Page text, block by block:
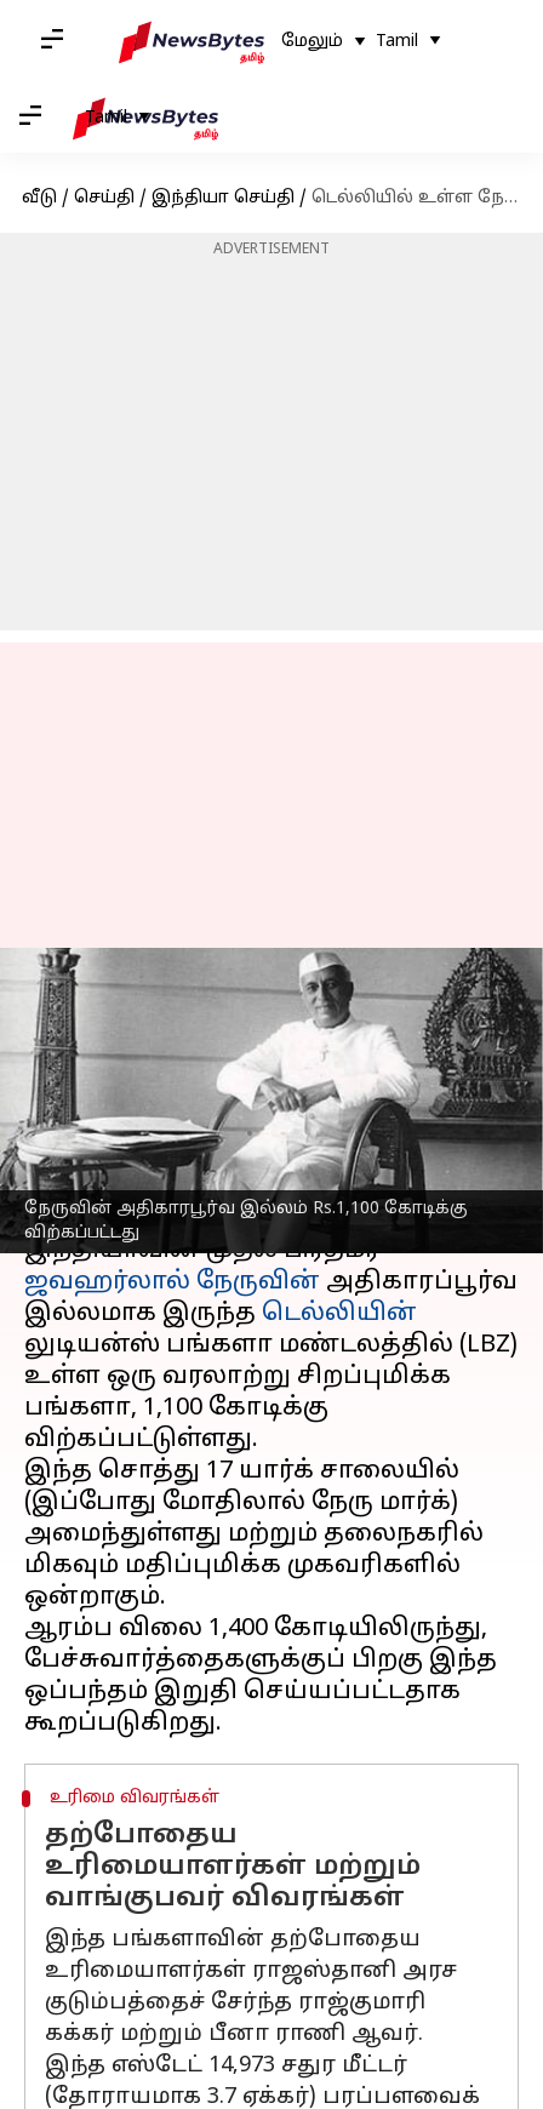
மேலும் Tamil
Tamil
வீடு / செய்தி / இந்தியா செய்தி / டெல்லியில் உள்ள நேருவின் அதிகாரபூர்வ இல்லம் Rs.1,100 கோடிக்கு விற்கப்பட்டது
ADVERTISEMENT
நேருவின் அதிகாரபூர்வ இல்லம் Rs.1,100 கோடிக்கு
விற்கப்பட்டது
டெல்லியில் உள்ள
நேருவின் அதிகாரபூர்வ
இல்லம் Rs.1,100 கோடிக்கு
விற்கப்பட்டது
எழுதியவர் Venkatalakshmi V Sep 03, 2025 03:31 pm
செய்தி முன்னோட்டம்
இந்தியாவின் முதல் பிரதமர்
ஜவஹர்லால் நேருவின் அதிகாரப்பூர்வ
இல்லமாக இருந்த டெல்லியின்
லுடியன்ஸ் பங்களா மண்டலத்தில் (LBZ)
உள்ள ஒரு வரலாற்று சிறப்புமிக்க
பங்களா, ₹1,100 கோடிக்கு
விற்கப்பட்டுள்ளது.
இந்த சொத்து 17 யார்க் சாலையில்
(இப்போது மோதிலால் நேரு மார்க்)
அமைந்துள்ளது மற்றும் தலைநகரில்
மிகவும் மதிப்புமிக்க முகவரிகளில்
ஒன்றாகும்.
ஆரம்ப விலை ₹1,400 கோடியிலிருந்து,
பேச்சுவார்த்தைகளுக்குப் பிறகு இந்த
ஒப்பந்தம் இறுதி செய்யப்பட்டதாக
உரிமை விவரங்கள்
தற்போதைய
உரிமையாளர்கள் மற்றும்
வாங்குபவர் விவரங்கள்
இந்த பங்களாவின் தற்போதைய
உரிமையாளர்கள் ராஜஸ்தானி அரச
குடும்பத்தைச் சேர்ந்த ராஜ்குமாரி
கக்கர் மற்றும் பீனா ராணி ஆவர்.
இந்த எஸ்டேட் 14,973 சதுர மீட்டர்
(தோராயமாக 3.7 ஏக்கர்) பரப்பளவைக்